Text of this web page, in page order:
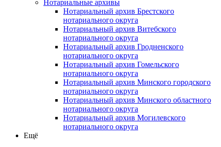
Нотариальные архивы
Нотариальный архив Брестского
нотариального округа
Нотариальный архив Витебского
нотариального округа
Нотариальный архив Гродненского
нотариального округа
Нотариальный архив Гомельского
нотариального округа
Нотариальный архив Минского городского
нотариального округа
Нотариальный архив Минского областного
нотариального округа
Нотариальный архив Могилевского
нотариального округа
Ещё